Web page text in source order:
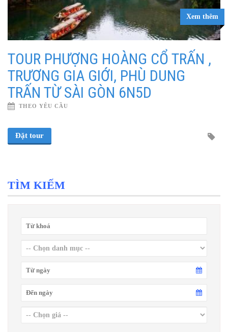
Xem thêm
TOUR PHƯỢNG HOÀNG CỔ TRẤN ,
TRƯƠNG GIA GIỚI, PHÙ DUNG
TRẤN TỪ SÀI GÒN 6N5D
THEO YÊU CẦU
Đặt tour
TÌM KIẾM